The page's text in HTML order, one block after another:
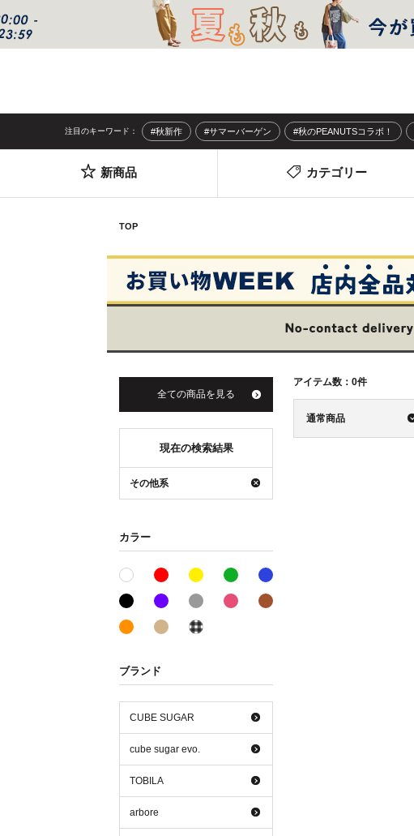
注目のキーワード： #秋新作 #サマーバーゲン #秋のPEANUTSコラボ！
新商品 カテゴリー
TOP
アイテム数： 0件
通常商品
全ての商品を見る
現在の検索結果
その他系
カラー
ホワイト系レッド系 イエロー系グリーン系
ブラック系パープル系グレー系 ピンク系
オレンジ系ベージュ系
ブランド
CUBE SUGAR
cube sugar evo.
TOBILA
arbore